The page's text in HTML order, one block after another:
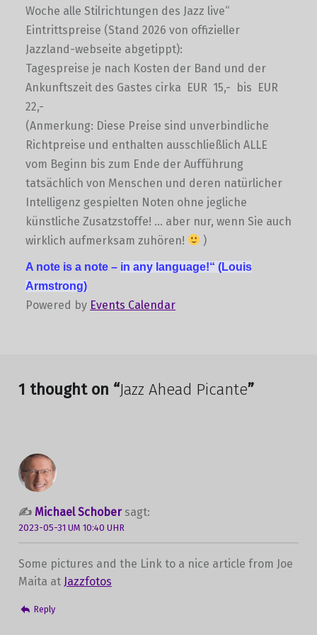
Woche alle Stilrichtungen des Jazz live“
Eintrittspreise (Stand 2026 von offizieller
Jazzland-webseite abgetippt):
Tagespreise je nach Kosten der Band und der
Ankunftszeit des Gastes cirka EUR 15,- bis EUR
22,-
(Anmerkung: Diese Preise sind unverbindliche
Richtpreise und enthalten ausschließlich ALLE
vom Beginn bis zum Ende der Aufführung
tatsächlich von Menschen und deren natürlicher
Intelligenz gespielten Noten ohne jegliche
künstliche Zusatzstoffe! … aber nur, wenn Sie auch
wirklich aufmerksam zuhören!
)
A note is a note – in any language!“ (Louis
Armstrong)
Powered by Events Calendar
1 thought on “Jazz Ahead Picante”
Michael Schober sagt:
2023-05-31 UM 10:40 UHR
Some pictures and the Link to a nice article from Joe
Maita at Jazzfotos
Reply